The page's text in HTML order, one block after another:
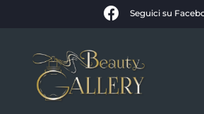
 Seguici su